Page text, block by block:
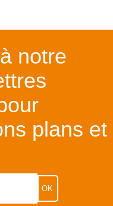
notre
plans et